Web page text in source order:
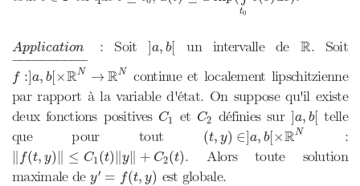
t0
Application
−−−−−−−−−−
A pli t i : Soit]a, b[
] b [ un intervalle de R
R. Soit
f :]a, b[×RN → RN
: a [× RN→ N
continue et localement lipschitzienne
par rapport à la variable d'état. On suppose qu'il existe
deux fonctions positives C1
C1 et C2
C2 définies sur ]a, b[
] b [telle
que pour tout (t, y) ∈]a, b[×RN
(t ) ]a b[ × RN :
f(t, y) ≤ C1 (t) y∥ + C2(t)
‖ (t, ‖ ≤ C1 (t ‖y ‖ +C 2 (t)
. Alors toute solution
maximale de y′ = f(t, y)
′= ( t,y est globale.